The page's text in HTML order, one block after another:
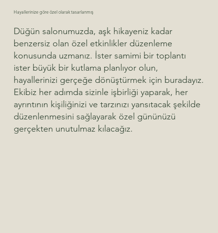
Hayallerinize göre özel olarak tasarlanmış
Düğün salonumuzda, aşk hikayeniz kadar
benzersiz olan özel etkinlikler düzenleme
konusunda uzmanız. İster samimi bir toplantı
ister büyük bir kutlama planlıyor olun,
hayallerinizi gerçeğe dönüştürmek için buradayız.
Ekibiz her adımda sizinle işbirliği yaparak, her
ayrıntının kişiliğinizi ve tarzınızı yansıtacak şekilde
düzenlenmesini sağlayarak özel gününüzü
gerçekten unutulmaz kılacağız.